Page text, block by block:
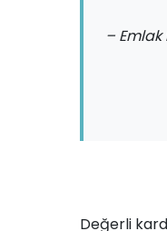
–
Değerli